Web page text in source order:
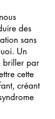
des
sans
Un
briller par
cette
créant